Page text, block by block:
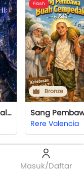
Masuk/Daftar
Xeviar dan Malaeohi: Juga Kota-Kota Serta Kehidupan Lain Yang Terlunta
Flash
Bronze
Rere Valencia